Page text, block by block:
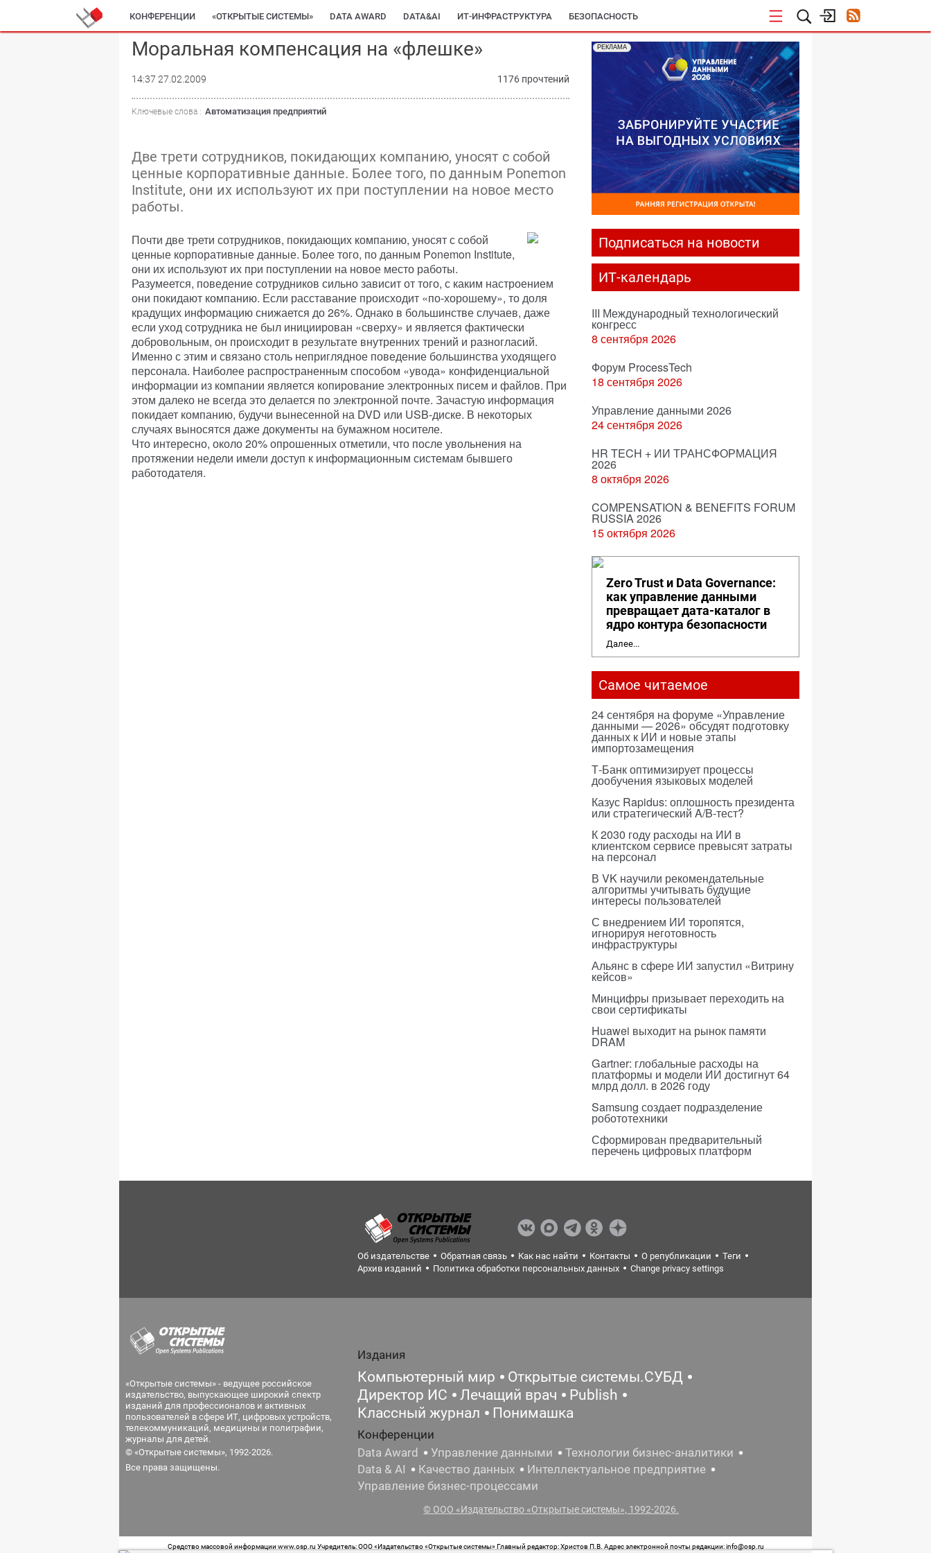
КОНФЕРЕНЦИИ «ОТКРЫТЫЕ СИСТЕМЫ» DATA AWARD DATA&AI ИТ-ИНФРАСТРУКТУРА БЕЗОПАСНОСТЬ
Моральная компенсация на «флешке»
14:37 27.02.2009 1176 прочтений
Ключевые слова : Автоматизация предприятий
Две трети сотрудников, покидающих компанию, уносят с собой
ценные корпоративные данные. Более того, по данным Ponemon
Institute, они их используют их при поступлении на новое место
работы.
Почти две трети сотрудников, покидающих компанию, уносят с собой
ценные корпоративные данные. Более того, по данным Ponemon Institute,
они их используют их при поступлении на новое место работы.
Разумеется, поведение сотрудников сильно зависит от того, с каким настроением
они покидают компанию. Если расставание происходит «по-хорошему», то доля
крадущих информацию снижается до 26%. Однако в большинстве случаев, даже
если уход сотрудника не был инициирован «сверху» и является фактически
добровольным, он происходит в результате внутренних трений и разногласий.
Именно с этим и связано столь неприглядное поведение большинства уходящего
персонала. Наиболее распространенным способом «увода» конфиденциальной
информации из компании является копирование электронных писем и файлов. При
этом далеко не всегда это делается по электронной почте. Зачастую информация
покидает компанию, будучи вынесенной на DVD или USB-диске. В некоторых
случаях выносятся даже документы на бумажном носителе.
Что интересно, около 20% опрошенных отметили, что после увольнения на
протяжении недели имели доступ к информационным системам бывшего
работодателя.
РЕКЛАМА
Подписаться на новости
ИТ-календарь
III Международный технологический
конгресс
8 сентября 2026
Форум ProcessTech
18 сентября 2026
Управление данными 2026
24 сентября 2026
HR TECH + ИИ ТРАНСФОРМАЦИЯ
2026
8 октября 2026
COMPENSATION & BENEFITS FORUM
RUSSIA 2026
15 октября 2026
Zero Trust и Data Governance:
как управление данными
превращает дата-каталог в
ядро контура безопасности
Далее...
Самое читаемое
24 сентября на форуме «Управление
данными — 2026» обсудят подготовку
данных к ИИ и новые этапы
импортозамещения
Т-Банк оптимизирует процессы
дообучения языковых моделей
Казус Rapidus: оплошность президента
или стратегический A/B-тест?
К 2030 году расходы на ИИ в
клиентском сервисе превысят затраты
на персонал
В VK научили рекомендательные
алгоритмы учитывать будущие
интересы пользователей
С внедрением ИИ торопятся,
игнорируя неготовность
инфраструктуры
Альянс в сфере ИИ запустил «Витрину
кейсов»
Минцифры призывает переходить на
свои сертификаты
Huawei выходит на рынок памяти
DRAM
Gartner: глобальные расходы на
платформы и модели ИИ достигнут 64
млрд долл. в 2026 году
Samsung создает подразделение
робототехники
Сформирован предварительный
перечень цифровых платформ
Об издательстве Обратная связь Как нас найти Контакты О републикации
Теги
Архив изданий
Политика обработки персональных данных Change privacy settings
«Открытые системы» - ведущее российское
издательство, выпускающее широкий спектр
изданий для профессионалов и активных
пользователей в сфере ИТ, цифровых устройств,
телекоммуникаций, медицины и полиграфии,
журналы для детей.
© «Открытые системы», 1992-2026.
Все права защищены.
Издания
Компьютерный мир
Открытые системы.СУБД
Директор ИС
Лечащий врач
Publish
Классный журнал
Понимашка
Конференции
Data Award
Управление данными
Технологии бизнес-аналитики
Data & AI
Качество данных
Интеллектуальное предприятие
Управление бизнес-процессами
© ООО «Издательство «Открытые системы», 1992-2026.
Средство массовой информации www.osp.ru Учредитель: ООО «Издательство «Открытые системы» Главный редактор: Христов П.В. Адрес электронной почты редакции: info@osp.ru